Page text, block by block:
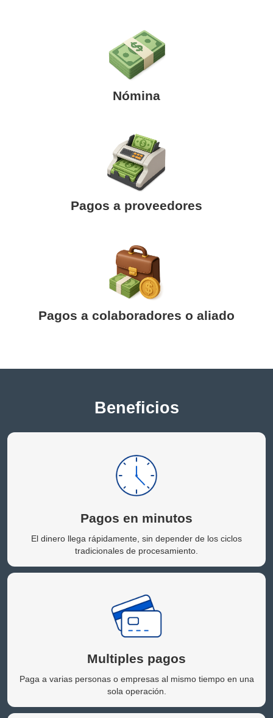
Nómina
Pagos a proveedores
Pagos a colaboradores o aliado
Beneficios
Pagos en minutos
El dinero llega rápidamente, sin depender de los ciclos
tradicionales de procesamiento.
Multiples pagos
Paga a varias personas o empresas al mismo tiempo en una
sola operación.